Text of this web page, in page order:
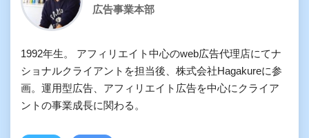
広告事業本部
1992年生。 アフィリエイト中心のweb広告代理店にてナ
ショナルクライアントを担当後、株式会社Hagakureに参
画。運用型広告、アフィリエイト広告を中心にクライア
ントの事業成長に関わる。